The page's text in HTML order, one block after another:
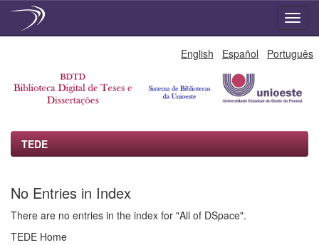
English Español Português
TEDE
No Entries in Index
There are no entries in the index for "All of DSpace".
TEDE Home